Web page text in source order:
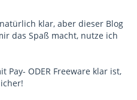
klar, aber dieser Blog
das Spaß macht, nutze ich
Pay- ODER Freeware klar ist,